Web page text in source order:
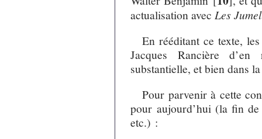
actualisation avec Les
En rééditant ce texte,
Jacques Rancière
substantielle, et bien dans
Pour parvenir à cette
pour aujourd’hui (la fin de
etc.) :